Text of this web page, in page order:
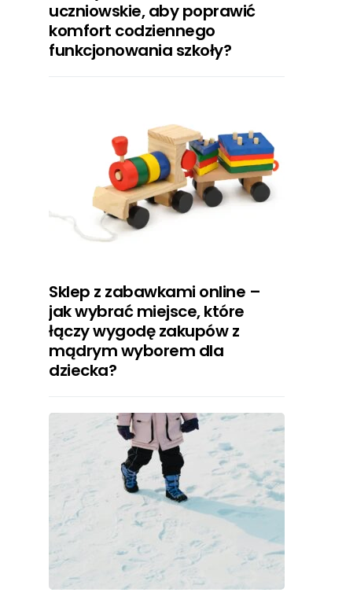
uczniowskie, aby poprawić
komfort codziennego
funkcjonowania szkoły?
Sklep z zabawkami online –
jak wybrać miejsce, które
łączy wygodę zakupów z
mądrym wyborem dla
dziecka?